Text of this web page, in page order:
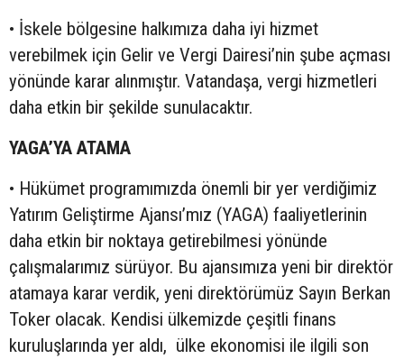
• İskele bölgesine halkımıza daha iyi hizmet
verebilmek için Gelir ve Vergi Dairesi’nin şube açması
yönünde karar alınmıştır. Vatandaşa, vergi hizmetleri
daha etkin bir şekilde sunulacaktır.
YAGA’YA ATAMA
• Hükümet programımızda önemli bir yer verdiğimiz
Yatırım Geliştirme Ajansı’mız (YAGA) faaliyetlerinin
daha etkin bir noktaya getirebilmesi yönünde
çalışmalarımız sürüyor. Bu ajansımıza yeni bir direktör
atamaya karar verdik, yeni direktörümüz Sayın Berkan
Toker olacak. Kendisi ülkemizde çeşitli finans
kuruluşlarında yer aldı, ülke ekonomisi ile ilgili son